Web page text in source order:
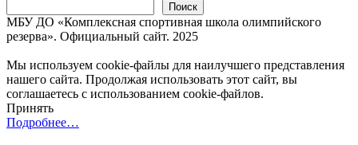
Поиск
МБУ ДО «Комплексная спортивная школа олимпийского
резерва». Официальный сайт. 2025
Мы используем cookie-файлы для наилучшего представления
нашего сайта. Продолжая использовать этот сайт, вы
соглашаетесь с использованием cookie-файлов.
Принять
Подробнее…